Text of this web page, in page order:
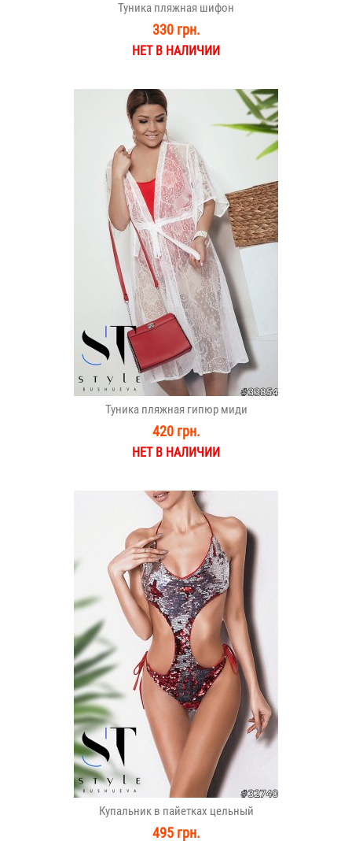
Туника пляжная шифон
330 грн.
НЕТ В НАЛИЧИИ
Туника пляжная гипюр миди
420 грн.
НЕТ В НАЛИЧИИ
Купальник в пайетках цельный
495 грн.